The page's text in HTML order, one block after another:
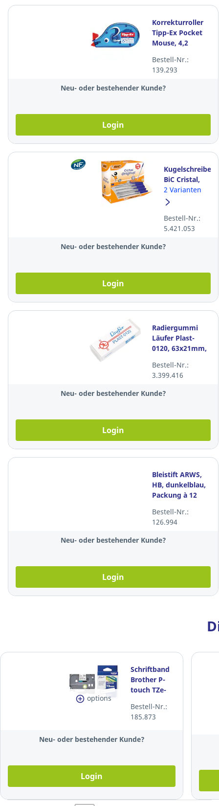
Korrekturroller
Tipp-Ex Pocket
Mouse, 4,2
Bestell-Nr.:
139.293
Neu- oder bestehender Kunde?
Login
Kugelschreiber
BiC Cristal,
90+10 gratis,
blau,
100 Stück
2 Varianten
Bestell-Nr.:
5.421.053
Neu- oder bestehender Kunde?
Login
Radiergummi
Läufer Plast-
0120, 63x21mm,
Bestell-Nr.:
3.399.416
Neu- oder bestehender Kunde?
Login
Bleistift ARWS,
HB, dunkelblau,
Packung à 12
Bestell-Nr.:
126.994
Neu- oder bestehender Kunde?
Login
options
Schriftband
Brother P-
touch TZe-
mmx8 m,
laminiert,
Bestell-Nr.:
185.873
Neu- oder bestehender Kunde?
Login